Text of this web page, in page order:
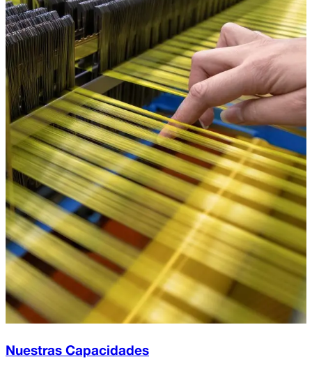
Nuestras Capacidades